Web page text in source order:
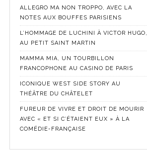
ALLEGRO MA NON TROPPO, AVEC LA
NOTES AUX BOUFFES PARISIENS
L’HOMMAGE DE LUCHINI À VICTOR HUGO,
AU PETIT SAINT MARTIN
MAMMA MIA, UN TOURBILLON
FRANCOPHONE AU CASINO DE PARIS
ICONIQUE WEST SIDE STORY AU
THÉÂTRE DU CHÂTELET
FUREUR DE VIVRE ET DROIT DE MOURIR
AVEC « ET SI C’ÉTAIENT EUX » À LA
COMÉDIE-FRANÇAISE